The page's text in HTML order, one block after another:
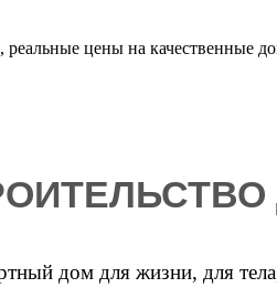
цены на качественные
дом для жизни, для